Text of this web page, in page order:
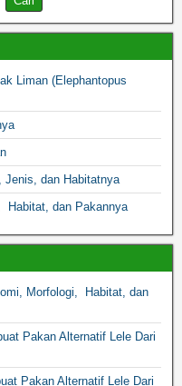
Liman (Elephantopus
Jenis, dan Habitatnya
Habitat, dan Pakannya
Morfologi, Habitat, dan
Pakan Alternatif Lele Dari
Pakan Alternatif Lele Dari